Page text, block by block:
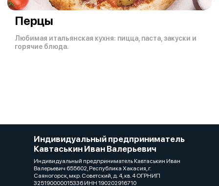
Перцы
Любимая итальянская кухня: пицца, паста, закуски и
горячие блюда.
Индивидуальный предприниматель
Кавтаськин Иван Валерьевич
Индивидуальный предприниматель Кавтаськин Иван
Валерьевич 655602, Республика Хакасия, г.
Саяногорск, мкр. Советский, д. 4, кв. 4 ОГРНИП
325190000015336 ИНН 190202916710